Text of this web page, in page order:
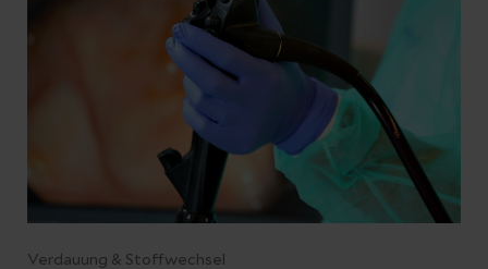
was nach der Operation wichtig ist, haben wir
in diesem Beitrag zusammengefasst.
Verdauung & Stoffwechsel